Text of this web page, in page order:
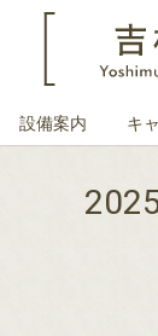
設備案内 キ